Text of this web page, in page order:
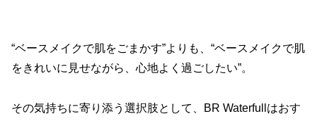
“ベースメイクで肌をごまかす”よりも、“ベースメイクで肌
をきれいに見せながら、心地よく過ごしたい”。
その気持ちに寄り添う選択肢として、BR Waterfullはおす